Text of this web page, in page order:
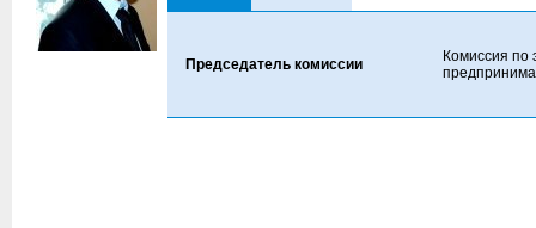
Председатель комиссии
Комиссия по